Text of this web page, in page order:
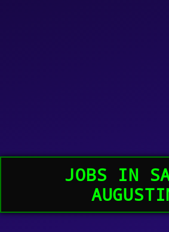
JOBS IN